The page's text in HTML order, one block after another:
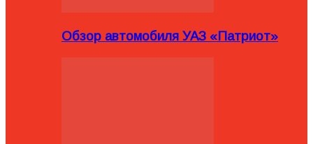
Обзор автомобиля УАЗ «Патриот»